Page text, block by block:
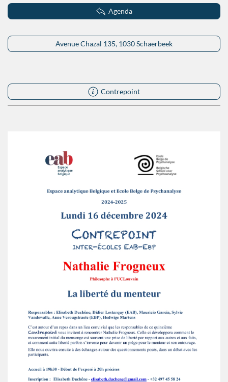
Agenda
Avenue Chazal 135, 1030 Schaerbeek
Contrepoint